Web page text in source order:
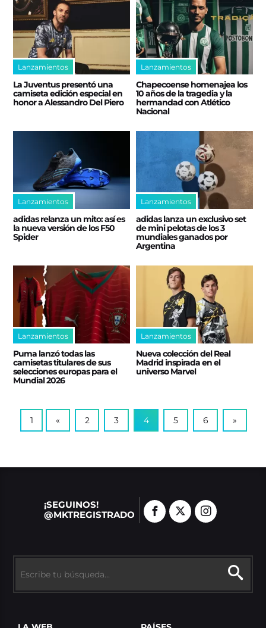
Lanzamientos
La Juventus presentó una
camiseta edición especial en
honor a Alessandro Del Piero
Lanzamientos
Chapecoense homenajea los
10 años de la tragedia y la
hermandad con Atlético
Nacional
Lanzamientos
adidas relanza un mito: así es
la nueva versión de los F50
Spider
Lanzamientos
adidas lanza un exclusivo set
de mini pelotas de los 3
mundiales ganados por
Argentina
Lanzamientos
Puma lanzó todas las
camisetas titulares de sus
selecciones europas para el
Mundial 2026
Lanzamientos
Nueva colección del Real
Madrid inspirada en el
universo Marvel
1 « 2 3 4 5 6 »
¡SEGUINOS!
@MKTREGISTRADO